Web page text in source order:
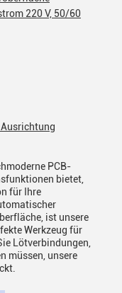
220 V, 50/60
PCB-
bietet,
für Ihre
ist unsere
Werkzeug für
Lötverbindungen,
müssen, unsere